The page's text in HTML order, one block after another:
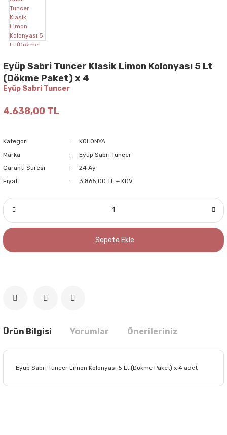
Eyüp Sabri Tuncer Klasik Limon Kolonyası 5 Lt
(Dökme Paket) x 4
Eyüp Sabri Tuncer
4.638,00 TL
Kategori
KOLONYA
Marka
Eyüp Sabri Tuncer
Garanti Süresi
24 Ay
Fiyat
3.865,00 TL + KDV
Sepete Ekle
Ürün Bilgisi Yorumlar Önerileriniz
Eyüp Sabri Tuncer Limon Kolonyası 5 Lt (Dökme Paket) x 4 adet